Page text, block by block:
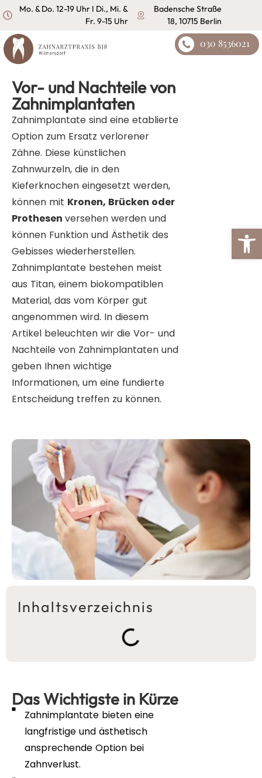
springenMo. & Do. 12-19 Uhr I Di., Mi. &
Fr. 9-15 Uhr
Badensche Straße
18, 10715 Berlin
030 8536021
Vor- und Nachteile von
Zahnimplantaten
Zahnimplantate sind eine etablierte
Option zum Ersatz verlorener
Zähne. Diese künstlichen
Zahnwurzeln, die in den
Kieferknochen eingesetzt werden,
können mit Kronen, Brücken oder
Prothesen versehen werden und
können Funktion und Ästhetik des
Gebisses wiederherstellen.
Zahnimplantate bestehen meist
aus Titan, einem biokompatiblen
Material, das vom Körper gut
angenommen wird. In diesem
Artikel beleuchten wir die Vor- und
Nachteile von Zahnimplantaten und
geben Ihnen wichtige
Informationen, um eine fundierte
Entscheidung treffen zu können.
Inhaltsverzeichnis
Das Wichtigste in Kürze
Zahnimplantate bieten eine
langfristige und ästhetisch
ansprechende Option bei
Zahnverlust.